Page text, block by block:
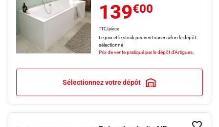
139€00
TTC/pièce
Le prix et le stock peuvent varier selon le dépôt
sélectionné
Prix de vente pratiqué par le dépôt d'Artigues.
Sélectionnez votre dépôt